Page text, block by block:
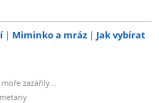
Miminko a mráz
Jak vybírat
zazářily...